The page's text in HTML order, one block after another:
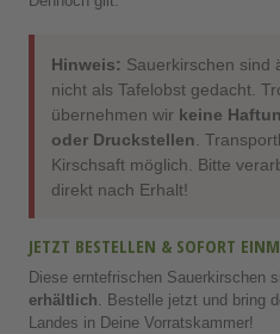
Hinweis: Sauerkirschen sind
nicht als Tafelobst gedacht.
übernehmen wir keine
oder Druckstellen.
Kirschsaft möglich. Bitte
direkt nach Erhalt!
JETZT BESTELLEN & SOFORT
Diese erntefrischen Sauerkirschen
erhältlich. Bestelle jetzt und bring
Landes in Deine Vorratskammer!